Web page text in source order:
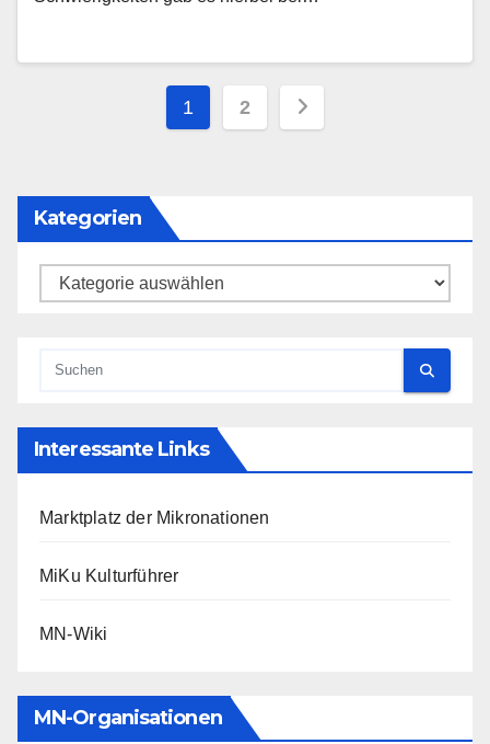
1 2
Kategorien
Kategorien
Interessante Links
Marktplatz der Mikronationen
MiKu Kulturführer
MN-Wiki
MN-Organisationen